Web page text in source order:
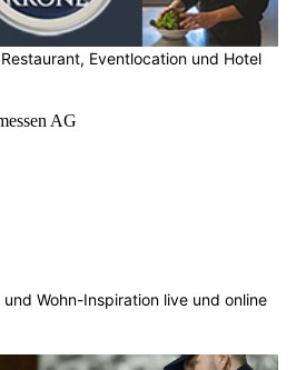
Eventlocation und Hotel
Wohn-Inspiration live und online